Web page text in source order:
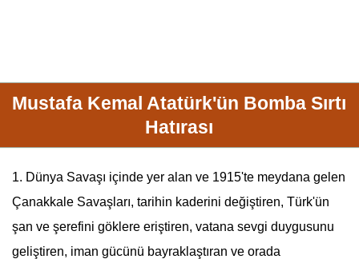
Mustafa Kemal Atatürk'ün Bomba Sırtı
Hatırası
1. Dünya Savaşı içinde yer alan ve 1915'te meydana gelen
ÇanakkaleSavaşları, tarihin kaderini değiştiren, Türk'ün
şan ve şerefini göklere eriştiren, vatana sevgi duygusunu
geliştiren, iman gücünü bayraklaştıran ve orada